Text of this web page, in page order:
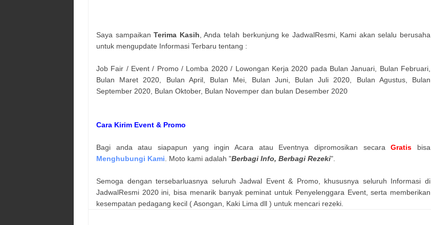
Saya sampaikanTerima Kasih, Anda telah berkunjung ke JadwalResmi, Kami akan selalu berusaha
untuk mengupdate Informasi Terbaru tentang :
Job Fair / Event / Promo / Lomba 2020 / Lowongan Kerja 2020 pada Bulan Januari, Bulan Februari,
Bulan Maret 2020, Bulan April, Bulan Mei, Bulan Juni, Bulan Juli 2020, Bulan Agustus, Bulan
September 2020, Bulan Oktober, Bulan Novemper dan bulan Desember 2020
Cara Kirim Event & Promo
Bagi anda atau siapapun yang ingin Acara atau Eventnya dipromosikan secaraGratis bisa
Menghubungi Kami. Moto kami adalah "Berbagi Info, Berbagi Rezeki".
Semoga dengan tersebarluasnya seluruh Jadwal Event & Promo, khususnya seluruh Informasi di
JadwalResmi 2020 ini, bisa menarik banyak peminat untuk Penyelenggara Event, serta memberikan
kesempatan pedagang kecil ( Asongan, Kaki Lima dll ) untuk mencari rezeki.